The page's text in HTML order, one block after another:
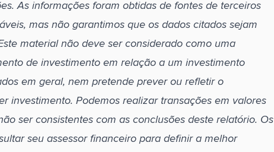
As informações foram obtidas de fontes de terceiros
mas não garantimos que os dados citados sejam
material não deve ser considerado como uma
de investimento em relação a um investimento
em geral, nem pretende prever ou refletir o
investimento. Podemos realizar transações em valores
ser consistentes com as conclusões deste relatório. Os
seu assessor financeiro para definir a melhor